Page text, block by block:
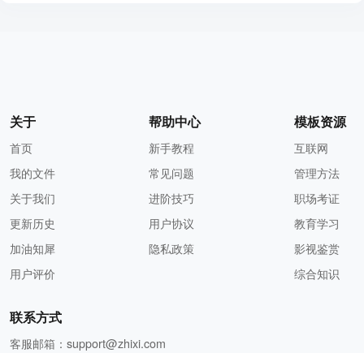
关于
首页
我的文件
关于我们
更新历史
加油知犀
用户评价
帮助中心
新手教程
常见问题
进阶技巧
用户协议
隐私政策
模板资源
互联网
管理方法
职场考证
教育学习
影视鉴赏
综合知识
联系方式
客服邮箱： support@zhixi.com